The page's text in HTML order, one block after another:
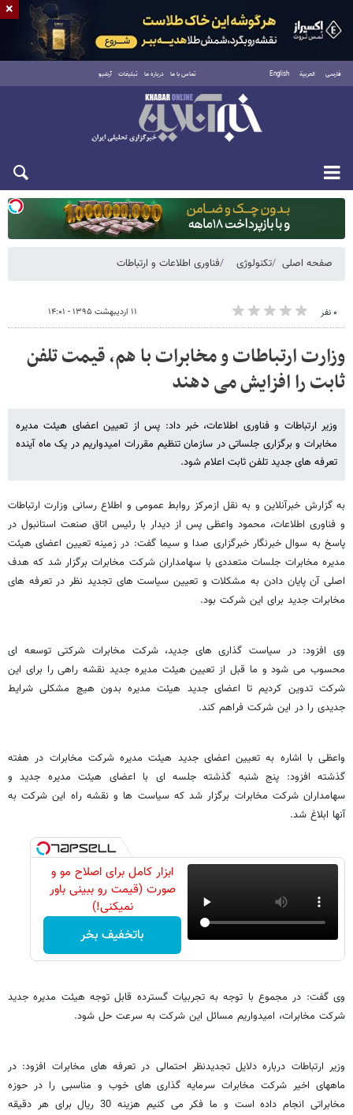
فارسی العربية English تماس با ما درباره ما تبلیغات آرشیو
یکشنبه ۱۸ مرداد ۱۴۰۵
صفحه اصلی تکنولوژی فناوری اطلاعات و ارتباطات
۰ نفر ۱۱ اردیبهشت ۱۳۹۵ - ۱۴:۰۱
وزارت ارتباطات و مخابرات با هم، قیمت تلفن
ثابت را افزایش می دهند
وزیر ارتباطات و فناوری اطلاعات، خبر داد: پس از تعیین اعضای هیئت مدیره
مخابرات و برگزاری جلساتی در سازمان تنظیم مقررات امیدواریم در یک ماه آینده
تعرفه های جدید تلفن ثابت اعلام شود.
به گزارش خبرآنلاین و به نقل ازمرکز روابط عمومی و اطلاع رسانی وزارت ارتباطات
و فناوری اطلاعات، محمود واعظی پس از دیدار با رئیس اتاق صنعت استانبول در
پاسخ به سوال خبرنگار خبرگزاری صدا و سیما گفت: در زمینه تعیین اعضای هیئت
مدیره مخابرات جلسات متعددی با سهامداران شرکت مخابرات برگزار شد که هدف
اصلی آن پایان دادن به مشکلات و تعیین سیاست های تجدید نظر در تعرفه های
مخابرات جدید برای این شرکت بود.
وی افزود: در سیاست گذاری های جدید، شرکت مخابرات شرکتی توسعه ای
محسوب می شود و ما قبل از تعیین هیئت مدیره جدید نقشه راهی را برای این
شرکت تدوین کردیم تا اعضای جدید هیئت مدیره بدون هیچ مشکلی شرایط
جدیدی را در این شرکت فراهم کند.
واعظی با اشاره به تعیین اعضای جدید هیئت مدیره شرکت مخابرات در هفته
گذشته افزود: پنج شنبه گذشته جلسه ای با اعضای هیئت مدیره جدید و
سهامداران شرکت مخابرات برگزار شد که سیاست ها و نقشه راه این شرکت به
آنها ابلاغ شد.
ابزار کامل برای اصلاح مو و
صورت (قیمت رو ببینی باور
نمیکنی!)
باتخفیف بخر
وی گفت: در مجموع با توجه به تجربیات گسترده قابل توجه هیئت مدیره جدید
شرکت مخابرات، امیدواریم مسائل این شرکت به سرعت حل شود.
وزیر ارتباطات درباره دلایل تجدیدنظر احتمالی در تعرفه های مخابرات افزود: در
ماههای اخیر شرکت مخابرات سرمایه گذاری های خوب و مناسبی را در حوزه
مخابراتی انجام داده است و ما فکر می کنیم هزینه 30 ریال برای هر دقیقه
×